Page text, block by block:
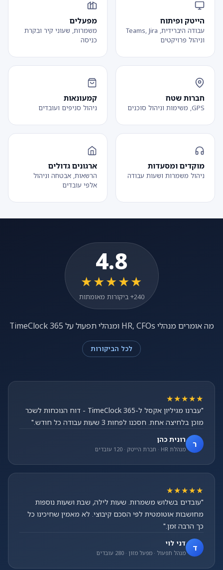
הייטק ופיתוח
עבודה היברידית, Teams, Jira
וניהול פרויקטים
מפעלים
משמרות, שעוני קיר ובקרת
כניסה
חברות שטח
GPS, משימות וניהול סוכנים
קמעונאות
ניהול סניפים ועובדים
מוקדים ומסעדות
ניהול משמרות ושעות עבודה
ארגונים גדולים
הרשאות, אבטחה וניהול
אלפי עובדים
4.8
★★★★★
240+ ביקורות מאומתות
מה אומרים מנהלי HR, CFOs ומנהלי תפעול על TimeClock 365
לכל הביקורות
★★★★★
"עברנו מגיליון אקסל ל-TimeClock 365 - דוח הנוכחות לשכר
מוכן בלחיצה אחת. חסכנו לפחות 3 שעות עבודה כל חודש."
ר רונית כהן
מנהלת HR · חברת הייטק · 120 עובדים
★★★★★
"עובדים בשלוש משמרות. שעות לילה, שבת ושעות נוספות
מחושבות אוטומטית לפי הסכם קיבוצי. לא מאמין שחיכינו כל
כך הרבה זמן."
ד דני לוי
מנהל תפעול · מפעל מזון · 280 עובדים